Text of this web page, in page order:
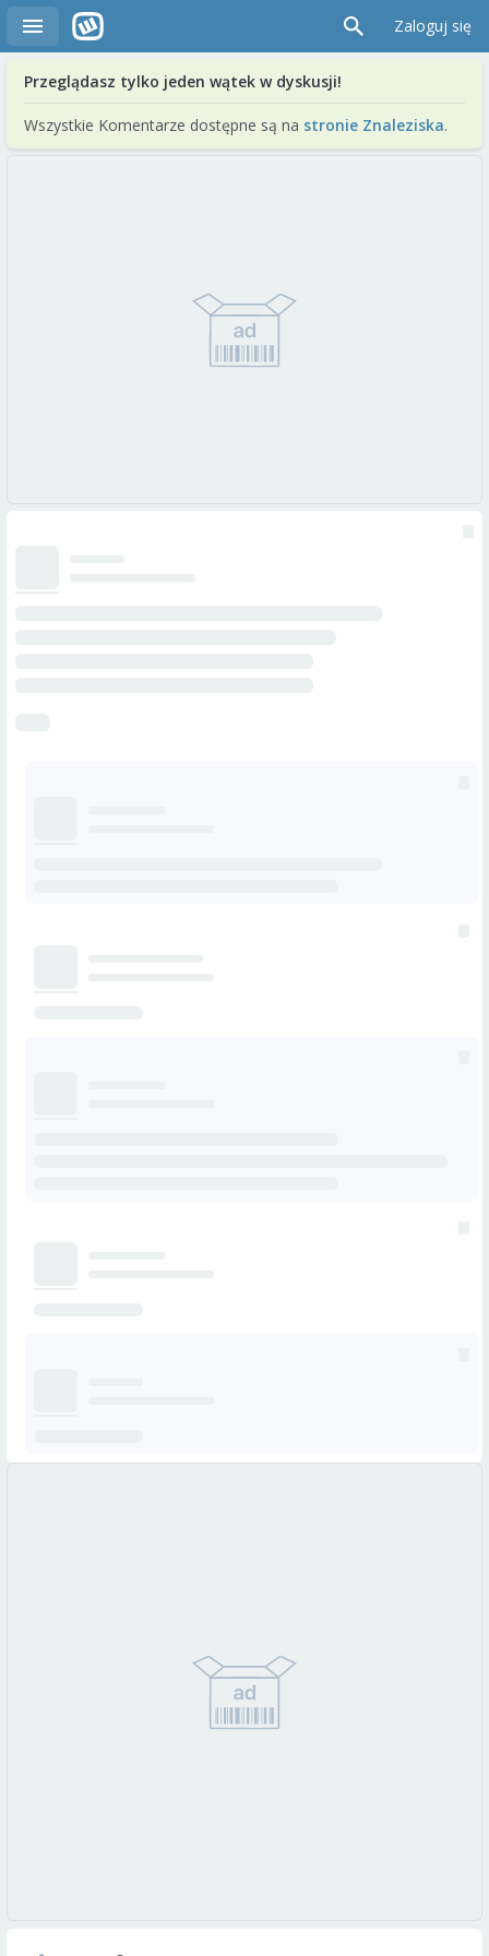
Zaloguj się
Przeglądasz tylko jeden wątek w dyskusji!
Wszystkie Komentarze dostępne są na stronie Znaleziska.